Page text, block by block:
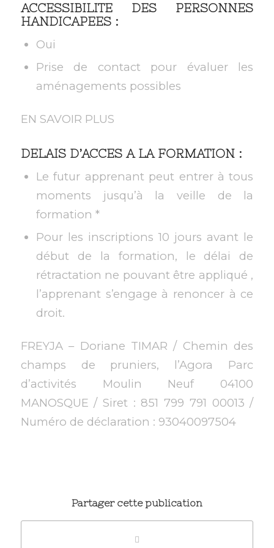
ACCESSIBILITE DES PERSONNES
HANDICAPEES :
Oui
Prise de contact pour évaluer les
aménagements possibles
EN SAVOIR PLUS
DELAIS D’ACCES A LA FORMATION :
Le futur apprenant peut entrer à tous
moments jusqu’à la veille de la
formation *
Pour les inscriptions 10 jours avant le
début de la formation, le délai de
rétractation ne pouvant être appliqué ,
l’apprenant s’engage à renoncer à ce
droit.
FREYJA – Doriane TIMAR / Chemin des
champs de pruniers, l’Agora Parc
d’activités Moulin Neuf 04100
MANOSQUE / Siret : 851 799 791 00013 /
Numéro de déclaration : 93040097504
Partager cette publication